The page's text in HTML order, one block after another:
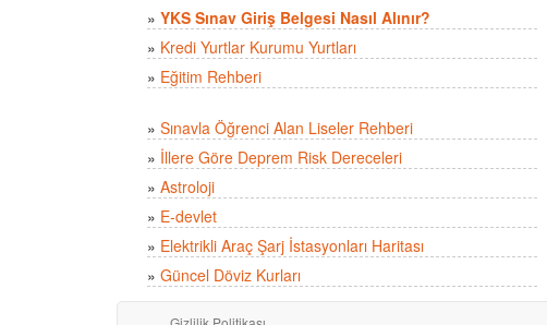
» YKS Sınav Giriş Belgesi Nasıl Alınır?
» Kredi Yurtlar Kurumu Yurtları
» Eğitim Rehberi
» Sınavla Öğrenci Alan Liseler Rehberi
» İllere Göre Deprem Risk Dereceleri
» Astroloji
» E-devlet
» Elektrikli Araç Şarj İstasyonları Haritası
» Güncel Döviz Kurları